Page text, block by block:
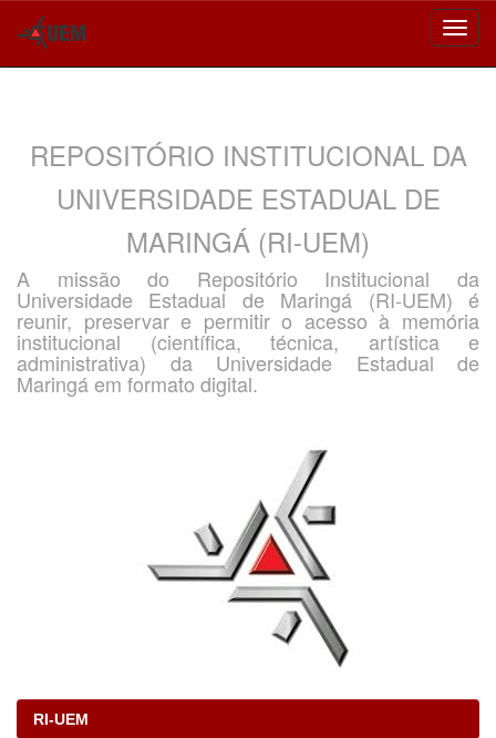
REPOSITÓRIO INSTITUCIONAL DA
UNIVERSIDADE ESTADUAL DE
MARINGÁ (RI-UEM)
A missão do Repositório Institucional da
Universidade Estadual de Maringá (RI-UEM) é
reunir, preservar e permitir o acesso à memória
institucional (científica, técnica, artística e
administrativa) da Universidade Estadual de
Maringá em formato digital.
RI-UEM